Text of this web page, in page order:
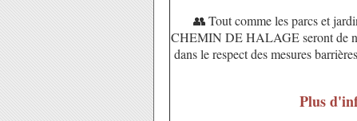
👥Tout comme les parcs et
CHEMIN DE HALAGE seront de
dans le respect des mesures
Plus